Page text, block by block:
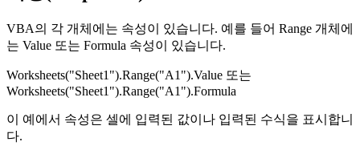
VBA의 각 개체에는 속성이 있습니다. 예를 들어 Range 개체에
는 Value 또는 Formula 속성이 있습니다.
Worksheets("Sheet1").Range("A1").Value 또는
Worksheets("Sheet1").Range("A1").Formula
이 예에서 속성은 셀에 입력된 값이나 입력된 수식을 표시합니
다.